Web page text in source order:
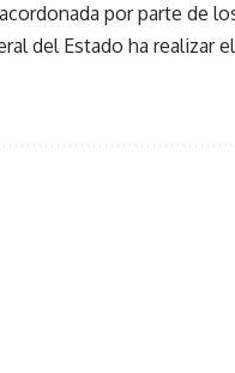
por parte de
del Estado ha realizar